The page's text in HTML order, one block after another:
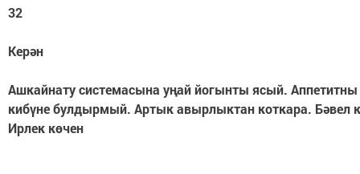
32
Керән
Ашкайнату системасына уңай йогынты ясый. Аппетитны
кибүне булдырмый. Артык авырлыктан коткара. Бәвел
Ирлек көчен